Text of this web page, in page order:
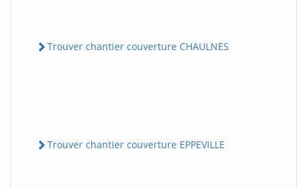
Trouver chantier couverture CHAULNES
Trouver chantier couverture EPPEVILLE